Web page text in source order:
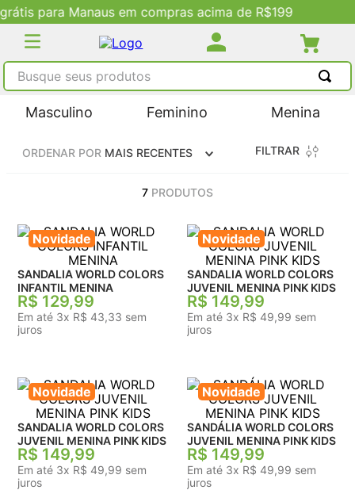
de R$199 Descontos Exclusivos no Site
Busque seus produtos
Masculino Feminino Menina
ORDENAR POR MAIS RECENTES FILTRAR
7 PRODUTOS
Novidade
SANDALIA WORLD COLORS
INFANTIL MENINA
R$ 129,99
Em até 3x R$ 43,33 sem
juros
Novidade
SANDALIA WORLD COLORS
JUVENIL MENINA PINK KIDS
R$ 149,99
Em até 3x R$ 49,99 sem
juros
Novidade
SANDALIA WORLD COLORS
JUVENIL MENINA PINK KIDS
R$ 149,99
Em até 3x R$ 49,99 sem
juros
Novidade
SANDÁLIA WORLD COLORS
JUVENIL MENINA PINK KIDS
R$ 149,99
Em até 3x R$ 49,99 sem
juros
TERMOS MAIS BUSCADOS
2º
tenis feminino
5º tenis